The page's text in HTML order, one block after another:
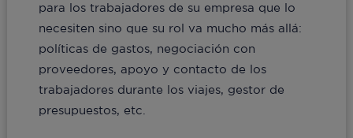
para los trabajadores de su empresa que lo
necesiten sino que su rol va mucho más allá:
políticas de gastos, negociación con
proveedores, apoyo y contacto de los
trabajadores durante los viajes, gestor de
presupuestos, etc.